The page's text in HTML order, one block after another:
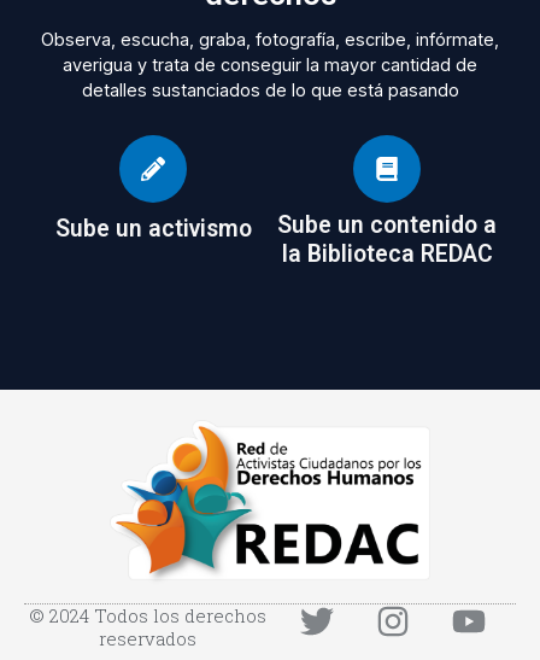
Observa, escucha, graba, fotografía, escribe, infórmate,
averigua y trata de conseguir la mayor cantidad de
detalles sustanciados de lo que está pasando
Sube un activismo
Sube un contenido a
la Biblioteca REDAC
© 2024 Todos los derechos
reservados